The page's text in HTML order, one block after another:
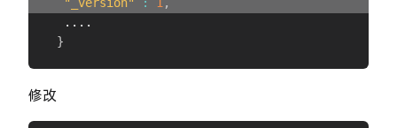
"_version"
: 1,
  ....
}
修改